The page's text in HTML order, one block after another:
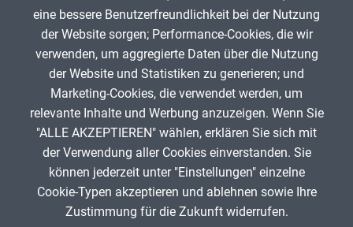
DaF
385 Jessica_Kleber
ANZEIGE
Spenden
eine bessere Benutzerfreundlichkeit bei der Nutzung
der Website sorgen; Performance-Cookies, die wir
verwenden, um aggregierte Daten über die Nutzung
der Website und Statistiken zu generieren; und
Marketing-Cookies, die verwendet werden, um
relevante Inhalte und Werbung anzuzeigen. Wenn Sie
"ALLE AKZEPTIEREN" wählen, erklären Sie sich mit
der Verwendung aller Cookies einverstanden. Sie
können jederzeit unter "Einstellungen" einzelne
Cookie-Typen akzeptieren und ablehnen sowie Ihre
Zustimmung für die Zukunft widerrufen.